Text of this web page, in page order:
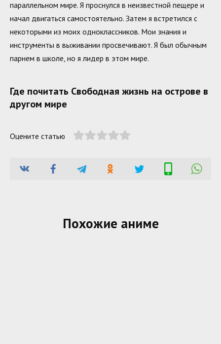
параллельном мире. Я проснулся в неизвестной пещере и
начал двигаться самостоятельно. Затем я встретился с
некоторыми из моих одноклассников. Мои знания и
инструменты в выживании просвечивают. Я был обычным
парнем в школе, но я лидер в этом мире.
Где почитать Свободная жизнь на острове в
другом мире
Оцените статью
Похожие аниме